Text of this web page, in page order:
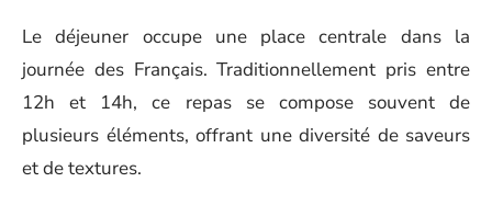
Le déjeuner occupe une place centrale dans la
journée des Français. Traditionnellement pris entre
12h et 14h, ce repas se compose souvent de
plusieurs éléments, offrant une diversité de saveurs
et de textures.